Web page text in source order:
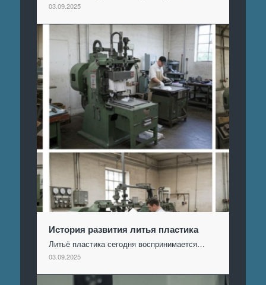
03.09.2025
История развития литья пластика
Литьё пластика сегодня воспринимается…
03.09.2025